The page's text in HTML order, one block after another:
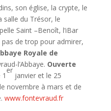
son église, la crypte, le
salle du Trésor, le
Saint –Benoît, l’iBar
pas de trop pour admirer,
Royale de
l’Abbaye. Ouverte
er
janvier et le 25
novembre à mars et de
www.fontevraud.fr